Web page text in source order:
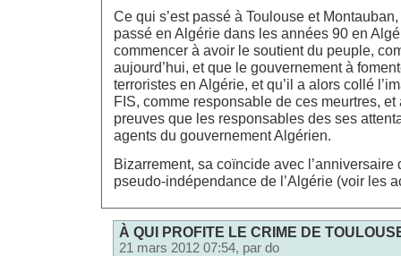
Ce qui s’est passé à Toulouse et
passé en Algérie dans les années 90 en
commencer à avoir le soutient du peuple,
aujourd’hui, et que le gouvernement à
terroristes en Algérie, et qu’il a alors collé
FIS, comme responsable de ces meurtres, et
preuves que les responsables des ses
agents du gouvernement Algérien.
Bizarrement, sa coïncide avec l’anniversaire
pseudo-indépendance de l’Algérie (voir les
À QUI PROFITE LE CRIME DE
21 mars 2012 07:54, par do